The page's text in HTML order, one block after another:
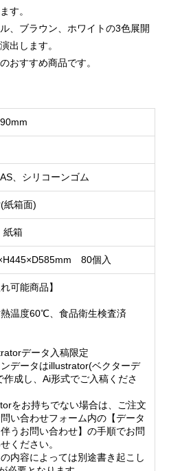
す。
、ブラウン、ホワイトの3色展開
出します。
おすすめ商品です。
、シリコーンゴム
紙箱面)
紙箱
80個入
れ可能商品】
温度60℃、食品衛生検査済
データ入稿限定
データはillustrator(ベクターデ
作成し、Ai形式でご入稿くださ
をお持ちでない場合は、ご注文
い合わせフォーム内の【データ
うお問い合わせ】の手順でお問
ください。
内容によっては別途書き起こし